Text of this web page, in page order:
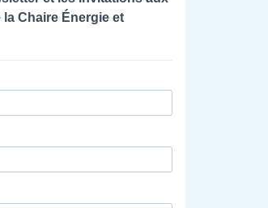
Chaire Énergie et